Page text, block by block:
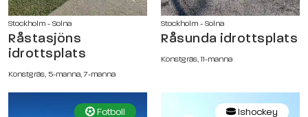
Stockholm - Solna
Råstasjöns
idrottsplats
Konstgräs, 5-manna, 7-manna
Stockholm - Solna
Råsunda idrottsplats
Konstgräs, 11-manna
Fotboll Ishockey